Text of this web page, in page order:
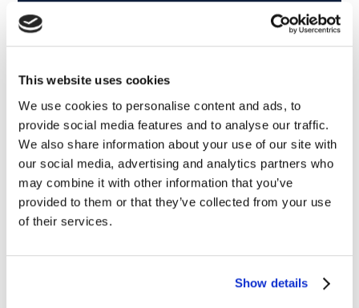
This website uses cookies
We use cookies to personalise content and ads, to
provide social media features and to analyse our traffic.
We also share information about your use of our site with
our social media, advertising and analytics partners who
may combine it with other information that you’ve
provided to them or that they’ve collected from your use
of their services.
Show details